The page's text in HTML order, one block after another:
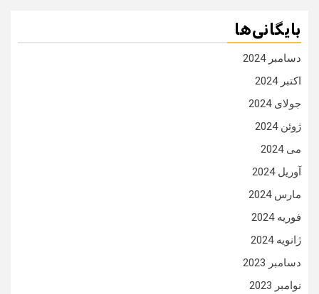
بایگانی‌ها
دسامبر 2024
اکتبر 2024
جولای 2024
ژوئن 2024
می 2024
آوریل 2024
مارس 2024
فوریه 2024
ژانویه 2024
دسامبر 2023
نوامبر 2023